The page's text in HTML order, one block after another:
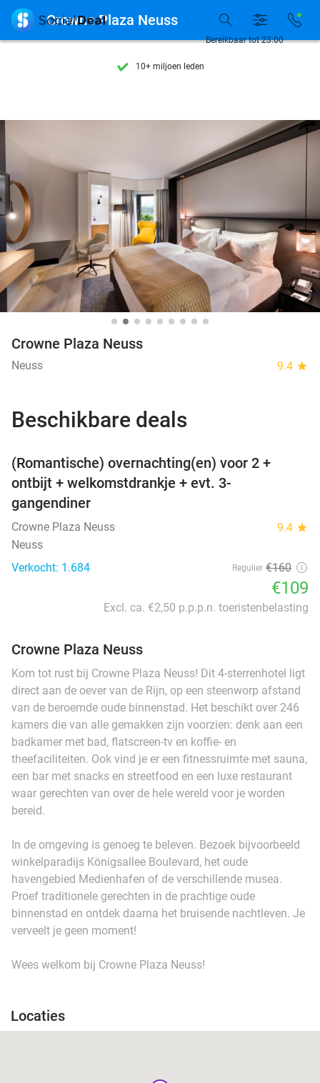
7 dagen per week beschikbaar
10+ miljoen leden
7 dagen per week beschikbaar
10+ miljoen leden
Bereikbaar tot 23:00
 Crowne Plaza Neuss
Crowne Plaza Neuss
Neuss 9.4 star
Beschikbare deals
(Romantische) overnachting(en) voor 2 +
ontbijt + welkomstdrankje + evt. 3-
gangendiner
Crowne Plaza Neuss 9.4 star
Neuss
Verkocht: 1.684
Regulier €160
€109
Excl. ca. €2,50 p.p.p.n. toeristenbelasting
Crowne Plaza Neuss
Kom tot rust bij Crowne Plaza Neuss! Dit 4-sterrenhotel ligt
direct aan de oever van de Rijn, op een steenworp afstand
van de beroemde oude binnenstad. Het beschikt over 246
kamers die van alle gemakken zijn voorzien: denk aan een
badkamer met bad, flatscreen-tv en koffie- en
theefaciliteiten. Ook vind je er een fitnessruimte met sauna,
een bar met snacks en streetfood en een luxe restaurant
waar gerechten van over de hele wereld voor je worden
bereid.
In de omgeving is genoeg te beleven. Bezoek bijvoorbeeld
winkelparadijs Königsallee Boulevard, het oude
havengebied Medienhafen of de verschillende musea.
Proef traditionele gerechten in de prachtige oude
binnenstad en ontdek daarna het bruisende nachtleven. Je
verveelt je geen moment!
Wees welkom bij Crowne Plaza Neuss!
Locaties